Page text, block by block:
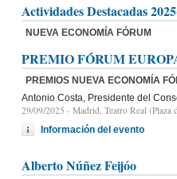
Actividades Destacadas
NUEVA ECONOMÍA FÓRUM
PREMIO FÓRUM
PREMIOS NUEVA ECONOMÍA
Antonio Costa, Presidente del
29/09/2025 - Madrid, Teatro Real (Plaza
Información del evento
Alberto Núñez Feijóo